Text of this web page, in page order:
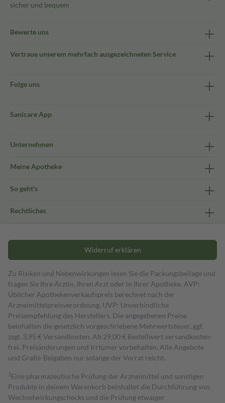
sicher und bequem
Bewerte uns
Vertraue unserem mehrfach ausgezeichneten Service
Folge uns
Sanicare App
Unternehmen
Meine Apotheke
So geht's
Rechtliches
Widerruf erklären
Zu Risiken und Nebenwirkungen lesen Sie die Packungsbeilage und
fragen Sie Ihre Ärztin, Ihren Arzt oder in Ihrer Apotheke. AVP:
Üblicher Apothekenverkaufspreis berechnet nach der
Arzneimittelpreisverordnung. UVP: Unverbindliche
Preisempfehlung des Herstellers. Die angegebenen Preise
beinhalten die gesetzlich vorgeschriebene Mehrwertsteuer, ggf.
zzgl. 3,95 € Versandkosten. Ab 29,00 € Bestell­wert versand­kosten­
frei. Preisänderungen und Irrtümer vorbehalten. Alle Angebote
und Gratis-Beigaben nur solange der Vorrat reicht.
1 Eine pharmazeutische Prüfung der Arzneimittel und sonstigen
Produkte in deinem Warenkorb beinhaltet die Durchführung von
Wechselwirkungschecks und die Prüfung etwaiger